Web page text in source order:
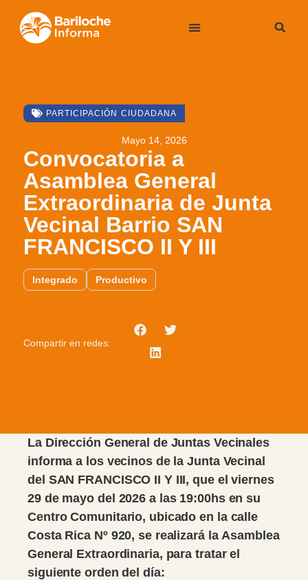
PARTICIPACIÓN CIUDADANA
Mayo 14, 2026
Convocatoria a
Asamblea General
Extraordinaria de Junta
Vecinal Barrio SAN
FRANCISCO II Y III
Integrado Productivo
Compartir en redes:
La Dirección General de Juntas Vecinales
informa a los vecinos de la Junta Vecinal
del SAN FRANCISCO II Y III, que el viernes
29 de mayo del 2026 a las 19:00hs en su
Centro Comunitario, ubicado en la calle
Costa Rica Nº 920, se realizará la Asamblea
General Extraordinaria, para tratar el
siguiente orden del día: